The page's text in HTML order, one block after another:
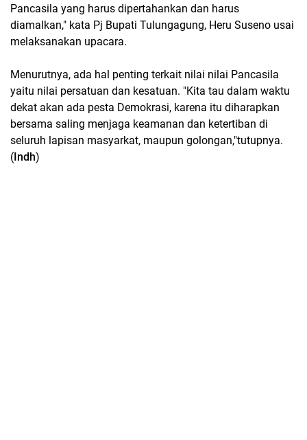
Pancasila yang harus dipertahankan dan harus
diamalkan," kata Pj Bupati Tulungagung, Heru Suseno usai
melaksanakan upacara.
Menurutnya, ada hal penting terkait nilai nilai Pancasila
yaitu nilai persatuan dan kesatuan. "Kita tau dalam waktu
dekat akan ada pesta Demokrasi, karena itu diharapkan
bersama saling menjaga keamanan dan ketertiban di
seluruh lapisan masyarkat, maupun golongan,"tutupnya.
( Indh)